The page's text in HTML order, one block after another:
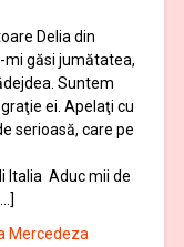
Delia din
mi găsi jumătatea,
Suntem
ei. Apelaţi cu
serioasă, care pe
mii de
Mercedeza